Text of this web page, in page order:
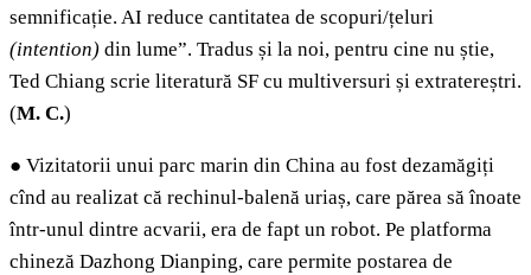
semnificație. AI reduce cantitatea de scopuri/țeluri
(intention) din lume”. Tradus și la noi, pentru cine nu știe,
Ted Chiang scrie literatură SF cu multiversuri și extratereștri.
(M. C.)
● Vizitatorii unui parc marin din China au fost dezamăgiți
cînd au realizat că rechinul-balenă uriaș, care părea să înoate
într-unul dintre acvarii, era de fapt un robot. Pe platforma
chineză Dazhong Dianping, care permite postarea de